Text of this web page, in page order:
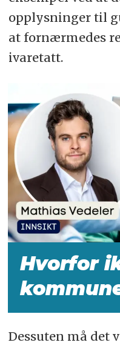
opplysninger til
at fornærmedes
ivaretatt.
Hvorfor
Dessuten må det